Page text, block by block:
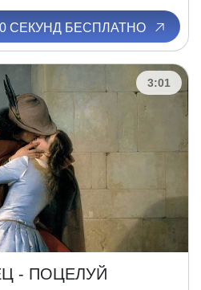
СЕКУНД БЕСПЛАТНО
3:01
- ПОЦЕЛУЙ